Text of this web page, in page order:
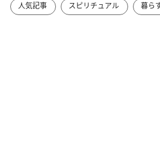
人気記事 スピリチュアル 暮ら